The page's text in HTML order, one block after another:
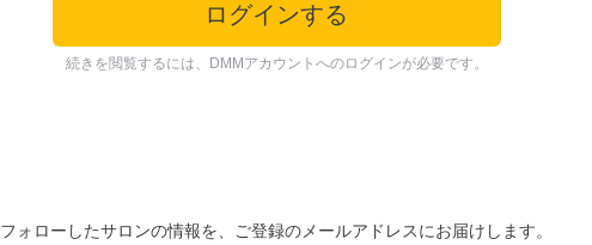
ログインする
続きを閲覧するには、DMMアカウントへのログインが必要です。
フォローしたサロンの情報を、ご登録のメールアドレスにお届けします。